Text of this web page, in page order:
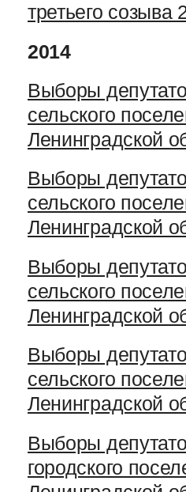
третьего созыва
2014
Выборы
сельского
Ленинградской
Выборы
сельского
Ленинградской
Выборы
сельского
Ленинградской
Выборы
сельского
Ленинградской
Выборы
городского